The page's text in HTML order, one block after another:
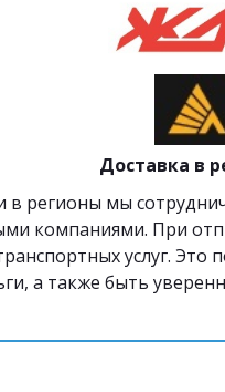
Доставка в
в регионы мы
компаниями. При
услуг. Это
а также быть